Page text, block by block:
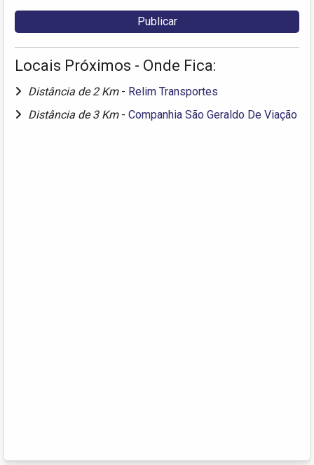
Locais Próximos - Onde Fica:
Distância de 2 Km - Relim Transportes
Distância de 3 Km - Companhia São Geraldo De Viação